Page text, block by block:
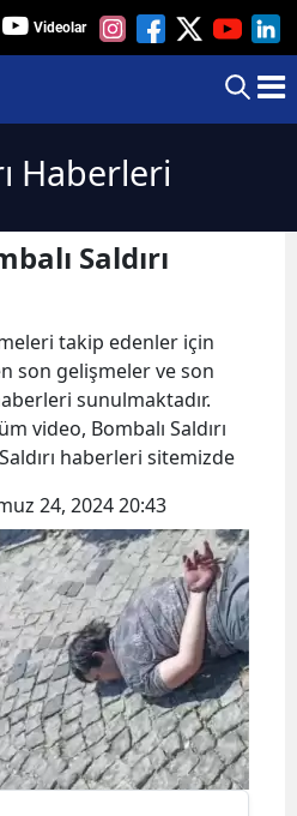
Videolar
Haberleri
Saldırı
takip edenler için
son gelişmeler ve son
sunulmaktadır.
video, Bombalı Saldırı
haberleri sitemizde
24, 2024 20:43